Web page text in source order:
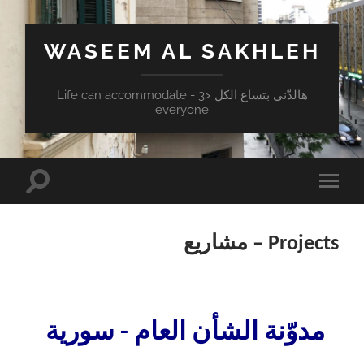
WASEEM AL SAKHLEH
هالدّني بتساع الكل <3 - Life can accommodate
everyone
mobile
Toggle
Projects – مشاريع
مدوّنة الشأن العام - سورية